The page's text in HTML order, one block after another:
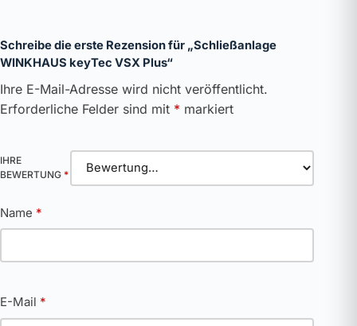
Schreibe die erste Rezension für „Schließanlage
WINKHAUS keyTec VSX Plus“
Ihre E-Mail-Adresse wird nicht veröffentlicht.
Erforderliche Felder sind mit * markiert
IHRE
BEWERTUNG *
Name *
E-Mail *